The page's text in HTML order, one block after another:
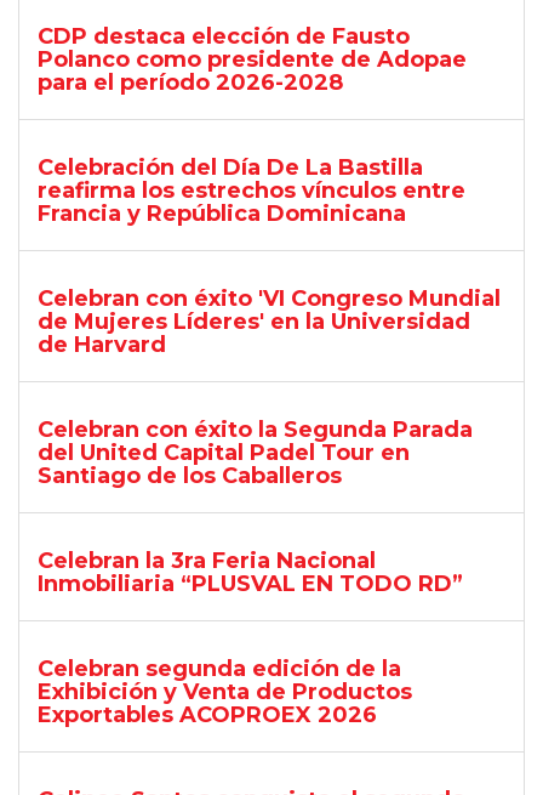
CDP destaca elección de Fausto
Polanco como presidente de Adopae
para el período 2026-2028
Celebración del Día De La Bastilla
reafirma los estrechos vínculos entre
Francia y República Dominicana
Celebran con éxito 'VI Congreso Mundial
de Mujeres Líderes' en la Universidad
de Harvard
Celebran con éxito la Segunda Parada
del United Capital Padel Tour en
Santiago de los Caballeros
Celebran la 3ra Feria Nacional
Inmobiliaria “PLUSVAL EN TODO RD”
Celebran segunda edición de la
Exhibición y Venta de Productos
Exportables ACOPROEX 2026